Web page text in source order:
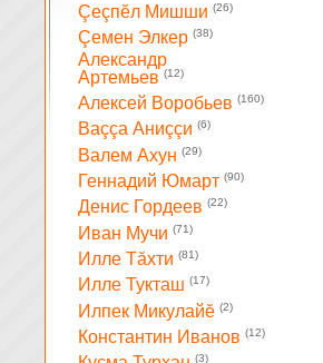
Çеçпĕл Мишши (26)
Çемен Элкер (38)
Александр
Артемьев (12)
Алексей Воробьев (160)
Ваççа Аниççи (6)
Валем Ахун (29)
Геннадий Юмарт (90)
Денис Гордеев (22)
Иван Мучи (71)
Илле Тăхти (81)
Илле Тукташ (17)
Илпек Микулайĕ (2)
Константин Иванов (12)
(3)